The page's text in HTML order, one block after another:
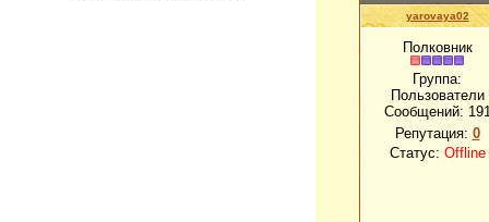
yarovaya02
Полковник
Группа:
Пользователи
Сообщений:
Репутация: 0
Статус: Offline